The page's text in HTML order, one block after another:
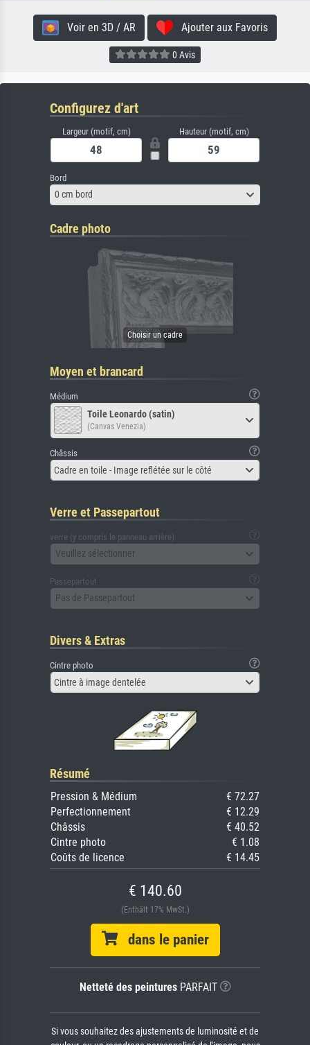
Voir en 3D / AR Ajouter aux Favoris
0 Avis
Configurez d'art
Largeur (motif, cm) Hauteur (motif, cm)
Bord
0 cm bord
Cadre photo
Moyen et brancard
Médium
Toile Leonardo (satin)
(Canvas Venezia)
Châssis
Cadre en toile - Image reflétée sur le côté
Verre et Passepartout
verre (y compris le panneau arrière)
Veuillez sélectionner
Passepartout
Pas de Passepartout
Divers & Extras
Cintre photo
Cintre à image dentelée
Résumé
Pression & Médium
€ 72.27
Perfectionnement
€ 12.29
Châssis
€ 40.52
Cintre photo
€ 1.08
Coûts de licence
€ 14.45
€ 140.60
(Enthält 17% MwSt.)
dans le panier
Netteté des peinturesPARFAIT
Si vous souhaitez des ajustements de luminosité et de